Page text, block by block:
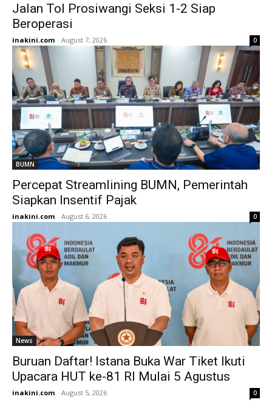
Jalan Tol Prosiwangi Seksi 1-2 Siap
Beroperasi
inakini.com - August 7, 2026 0
BUMN
Percepat Streamlining BUMN, Pemerintah
Siapkan Insentif Pajak
inakini.com - August 6, 2026 0
News
Buruan Daftar! Istana Buka War Tiket Ikuti
Upacara HUT ke-81 RI Mulai 5 Agustus
inakini.com - August 5, 2026 0